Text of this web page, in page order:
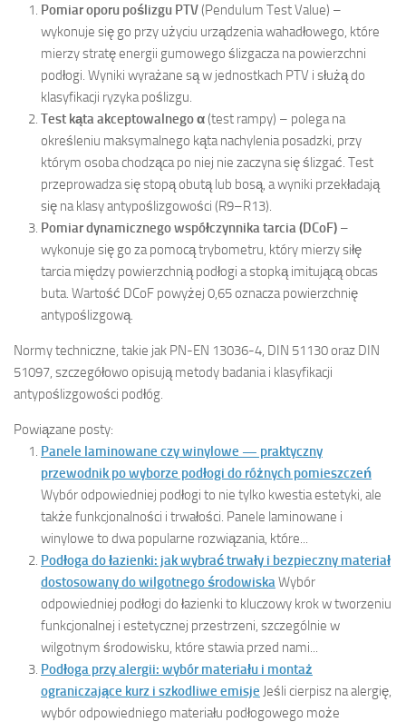
Pomiar oporu poślizgu PTV(Pendulum Test Value) –
wykonuje się go przy użyciu urządzenia wahadłowego, które
mierzy stratę energii gumowego ślizgacza na powierzchni
podłogi. Wyniki wyrażane są w jednostkach PTV i służą do
klasyfikacji ryzyka poślizgu.
Test kąta akceptowalnego α(test rampy) – polega na
określeniu maksymalnego kąta nachylenia posadzki, przy
którym osoba chodząca po niej nie zaczyna się ślizgać. Test
przeprowadza się stopą obutą lub bosą, a wyniki przekładają
się na klasy antypoślizgowości (R9–R13).
Pomiar dynamicznego współczynnika tarcia (DCoF) –
wykonuje się go za pomocą trybometru, który mierzy siłę
tarcia między powierzchnią podłogi a stopką imitującą obcas
buta. Wartość DCoF powyżej 0,65 oznacza powierzchnię
antypoślizgową.
Normy techniczne, takie jak PN-EN 13036-4, DIN 51130 oraz DIN
51097, szczegółowo opisują metody badania i klasyfikacji
antypoślizgowości podłóg.
Powiązane posty:
Panele laminowane czy winylowe — praktyczny
przewodnik po wyborze podłogi do różnych pomieszczeń
Wybór odpowiedniej podłogi to nie tylko kwestia estetyki, ale
także funkcjonalności i trwałości. Panele laminowane i
winylowe to dwa popularne rozwiązania, które...
Podłoga do łazienki: jak wybrać trwały i bezpieczny materiał
dostosowany do wilgotnego środowiska Wybór
odpowiedniej podłogi do łazienki to kluczowy krok w tworzeniu
funkcjonalnej i estetycznej przestrzeni, szczególnie w
wilgotnym środowisku, które stawia przed nami...
Podłoga przy alergii: wybór materiału i montaż
ograniczające kurz i szkodliwe emisje Jeśli cierpisz na alergię,
wybór odpowiedniego materiału podłogowego może